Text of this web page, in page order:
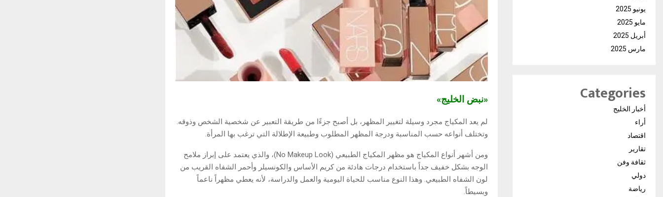
«نبض الخليج»
لم يعد المكياج مجرد وسيلة لتغيير المظهر، بل أصبح جزءًا من طريقة التعبير عن شخصية الشخص وذوقه.
وتختلف أنواعه حسب المناسبة ودرجة المظهر المطلوب وطبيعة الإطلالة التي ترغب بها المرأة.
ومن أشهر أنواع المكياج هو مظهر المكياج الطبيعي (No Makeup Look)، والذي يعتمد على إبراز ملامح
الوجه بشكل خفيف جداً باستخدام درجات هادئة من كريم الأساس والكونسيلر وأحمر الشفاه القريب من
لون الشفاه الطبيعي. وهذا النوع مناسب للحياة اليومية والعمل والدراسة، لأنه يعطي مظهراً ناعماً
وبسيطاً.
يونيو 2025
مايو 2025
أبريل 2025
مارس 2025
Categories
أخبار الخليج
أراء
اقتصاد
تقارير
ثقافة وفن
دولي
رياضة